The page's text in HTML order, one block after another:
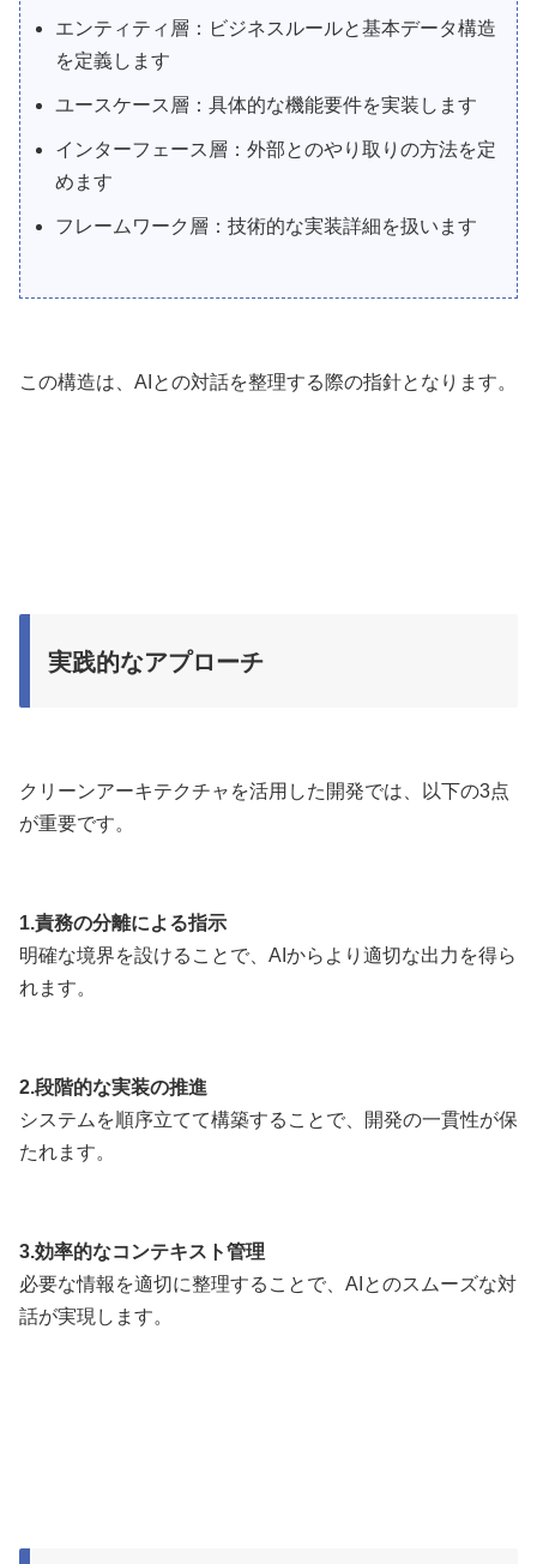
エンティティ層：ビジネスルールと基本データ構造
を定義します
ユースケース層：具体的な機能要件を実装します
インターフェース層：外部とのやり取りの方法を定
めます
フレームワーク層：技術的な実装詳細を扱います
この構造は、AIとの対話を整理する際の指針となります。
実践的なアプローチ
クリーンアーキテクチャを活用した開発では、以下の3点
が重要です。
1.責務の分離による指示
明確な境界を設けることで、AIからより適切な出力を得ら
れます。
2.段階的な実装の推進
システムを順序立てて構築することで、開発の一貫性が保
たれます。
3.効率的なコンテキスト管理
必要な情報を適切に整理することで、AIとのスムーズな対
話が実現します。